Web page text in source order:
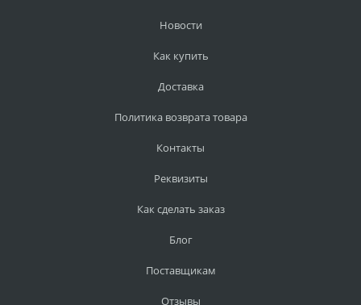
Новости
Как купить
Доставка
Политика возврата товара
Контакты
Реквизиты
Как сделать заказ
Блог
Поставщикам
Отзывы